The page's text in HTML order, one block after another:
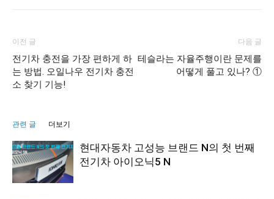
이전 글
전기차 충전을 가장 편하게 하
는 방법. 오일나우 전기차 충전
소 찾기 기능!
다음 글
테슬라는 자율주행이란 문제를
어떻게 풀고 있나? ①
관련 글 더보기
현대자동차 고성능 브랜드 N의 첫 번째
전기차 아이오닉5 N